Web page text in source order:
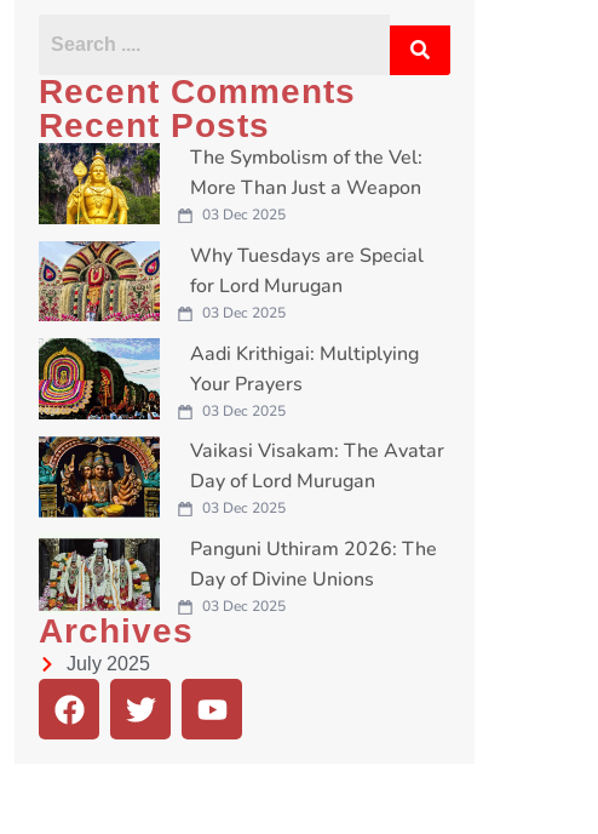
Recent Comments
Recent Posts
The Symbolism of the Vel:
More Than Just a Weapon
03 Dec 2025
Why Tuesdays are Special
for Lord Murugan
03 Dec 2025
Aadi Krithigai: Multiplying
Your Prayers
03 Dec 2025
Vaikasi Visakam: The Avatar
Day of Lord Murugan
03 Dec 2025
Panguni Uthiram 2026: The
Day of Divine Unions
03 Dec 2025
Archives
July 2025